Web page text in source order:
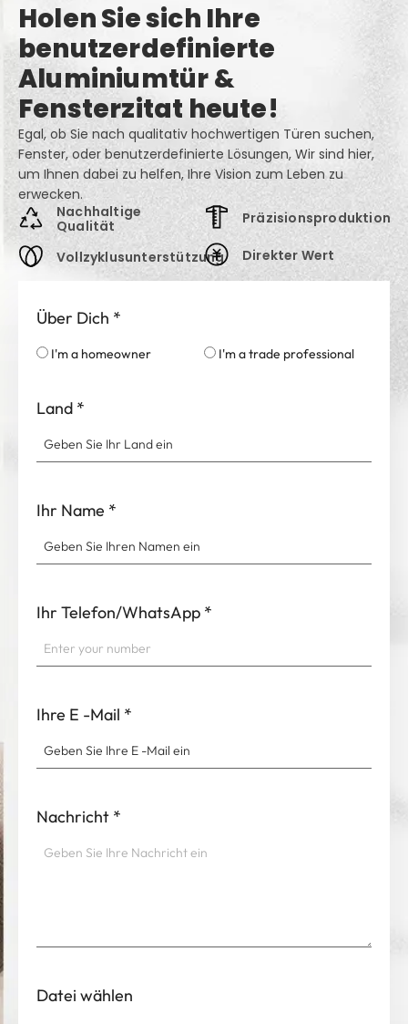
Holen Sie sich Ihre
benutzerdefinierte
Aluminiumtür &
Fensterzitat heute!
Egal, ob Sie nach qualitativ hochwertigen Türen suchen,
Fenster, oder benutzerdefinierte Lösungen, Wir sind hier,
um Ihnen dabei zu helfen, Ihre Vision zum Leben zu
erwecken.
Nachhaltige
Qualität
Vollzyklusunterstützung
Präzisionsproduktion
Direkter Wert
Über Dich *
I'm a homeowner I'm a trade professional
Land *
Ihr Name *
Ihr Telefon/WhatsApp *
Ihre E -Mail *
Nachricht *
Datei wählen